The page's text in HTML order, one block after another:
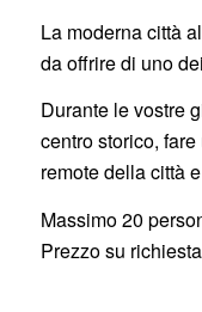
La moderna città
da offrire di uno
Durante le vostre
centro storico, fare
remote della città
Massimo 20
Prezzo su richiesta